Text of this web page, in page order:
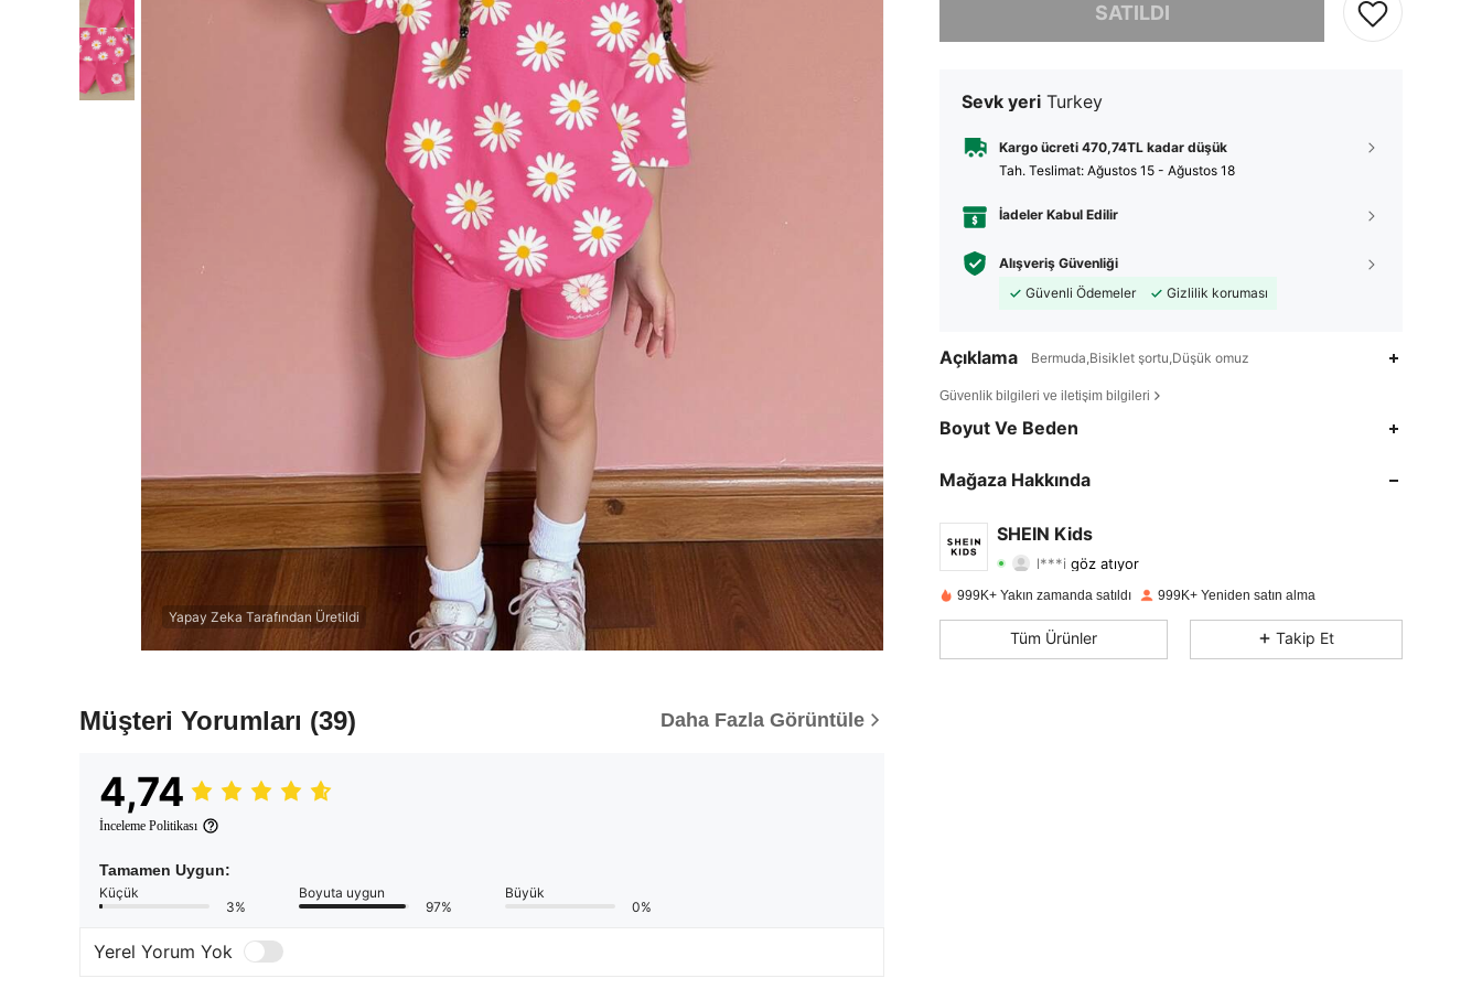
Yapay Zeka Tarafından Üretildi
Müşteri Yorumları (39) Daha Fazla Görüntüle
4,74
İnceleme Politikası
Tamamen Uygun:
Küçük
3%
Boyuta uygun
97%
Büyük
0%
Yerel Yorum Yok
SATILDI
Sevk yeri Turkey
Kargo ücreti 470,74TL kadar düşük
Tah. Teslimat: Ağustos 15 - Ağustos 18
İadeler Kabul Edilir
Alışveriş Güvenliği
Güvenli Ödemeler
Gizlilik koruması
Açıklama Bermuda,Bisiklet şortu,Düşük omuz
Güvenlik bilgileri ve iletişim bilgileri
Boyut Ve Beden
Mağaza Hakkında
SHEIN Kids
l***igöz atıyor
4,90 Derecelendirme
4,90 49K 807K
999K+ Yakın zamanda satıldı 999K+ Yeniden satın alma
Tüm Ürünler Takip Et